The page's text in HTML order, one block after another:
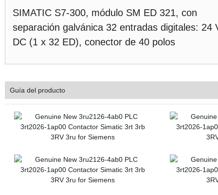
SIMATIC S7-300, módulo SM ED 321, con
separación galvánica 32 entradas digitales: 24
DC (1 x 32 ED), conector de 40 polos
Guía del producto